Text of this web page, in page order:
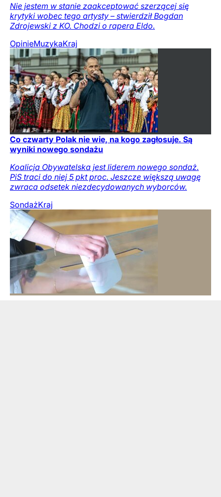
Nie jestem w stanie zaakceptować szerzącej się
krytyki wobec tego artysty – stwierdził Bogdan
Zdrojewski z KO. Chodzi o rapera Eldo.
OpinieMuzykaKraj
Co czwarty Polak nie wie, na kogo zagłosuje. Są
wyniki nowego sondażu
Koalicja Obywatelska jest liderem nowego sondaż.
PiS traci do niej 5 pkt proc. Jeszcze większą uwagę
zwraca odsetek niezdecydowanych wyborców.
SondażKraj